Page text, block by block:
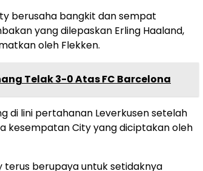
berusaha bangkit dan sempat
yang dilepaskan Erling Haaland,
oleh Flekken.
Telak 3-0 Atas FC Barcelona
di lini pertahanan Leverkusen setelah
kesempatan City yang diciptakan oleh
terus berupaya untuk setidaknya